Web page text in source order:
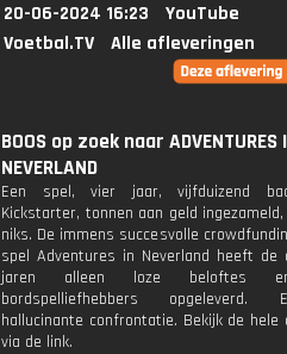
20-06-2024 16:23
YouTube
Voetbal.TV
Alle afleveringen
BOOS op zoek naar ADVENTURES
NEVERLAND
Een spel, vier jaar, vijfduizend
Kickstarter, tonnen aan geld
niks. De immens succesvolle
spel Adventures in Neverland heeft de
jaren alleen loze beloftes
bordspelliefhebbers
hallucinante confrontatie. Bekijk de hele
via de link.